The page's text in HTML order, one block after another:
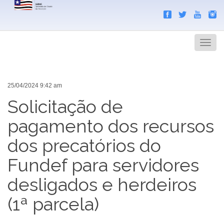
Menu
25/04/2024 9:42 am
Solicitação de
pagamento dos recursos
dos precatórios do
Fundef para servidores
desligados e herdeiros
(1ª parcela)